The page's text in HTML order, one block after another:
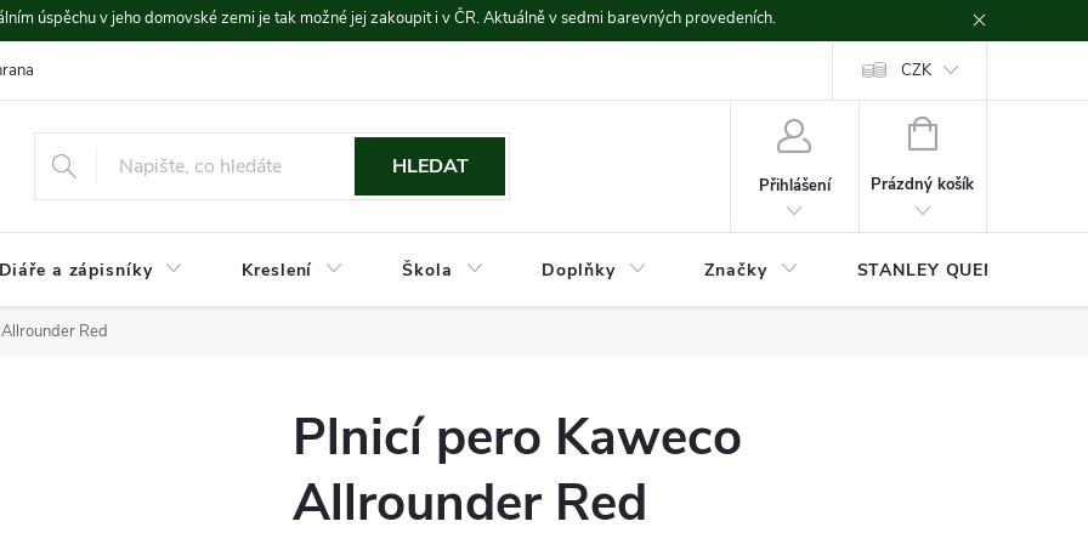
úspěchu v jeho domovské zemi je tak možné jej zakoupit i v ČR. Aktuálně v sedmi barevných provedeních.
údajů CZK
HLEDAT
Přihlášení
NÁKUPNÍ
Prázdný košík
Diáře a zápisníky Kreslení Škola Doplňky Značky STANLEY QUENCHER
Red
Plnicí pero Kaweco
Allrounder Red